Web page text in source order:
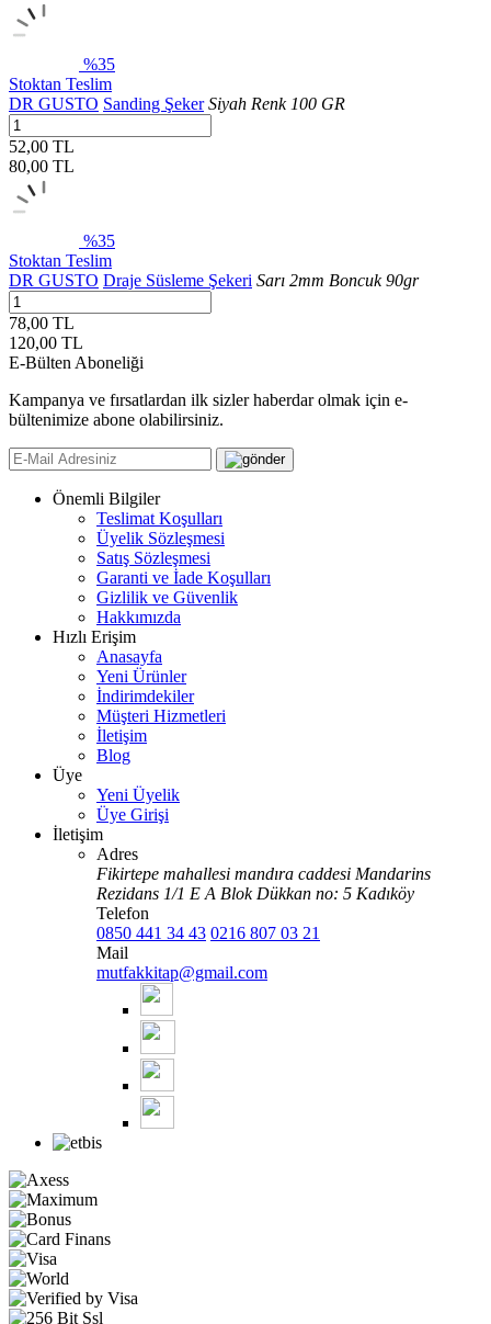
%35
Stoktan Teslim
DR GUSTO Sanding Şeker Siyah Renk 100 GR
52,00 TL
80,00 TL
%35
Stoktan Teslim
DR GUSTO Draje Süsleme Şekeri Sarı 2mm Boncuk 90gr
78,00 TL
120,00 TL
E-Bülten Aboneliği
Kampanya ve fırsatlardan ilk sizler haberdar olmak için e-
bültenimize abone olabilirsiniz.
Önemli Bilgiler
Teslimat Koşulları
Üyelik Sözleşmesi
Satış Sözleşmesi
Garanti ve İade Koşulları
Gizlilik ve Güvenlik
Hakkımızda
Hızlı Erişim
Anasayfa
Yeni Ürünler
İndirimdekiler
Müşteri Hizmetleri
İletişim
Blog
Üye
Yeni Üyelik
Üye Girişi
İletişim
Adres
Fikirtepe mahallesi mandıra caddesi Mandarins
Rezidans 1/1 E A Blok Dükkan no: 5 Kadıköy
Telefon
0850 441 34 43 0216 807 03 21
Mail
mutfakkitap@gmail.com